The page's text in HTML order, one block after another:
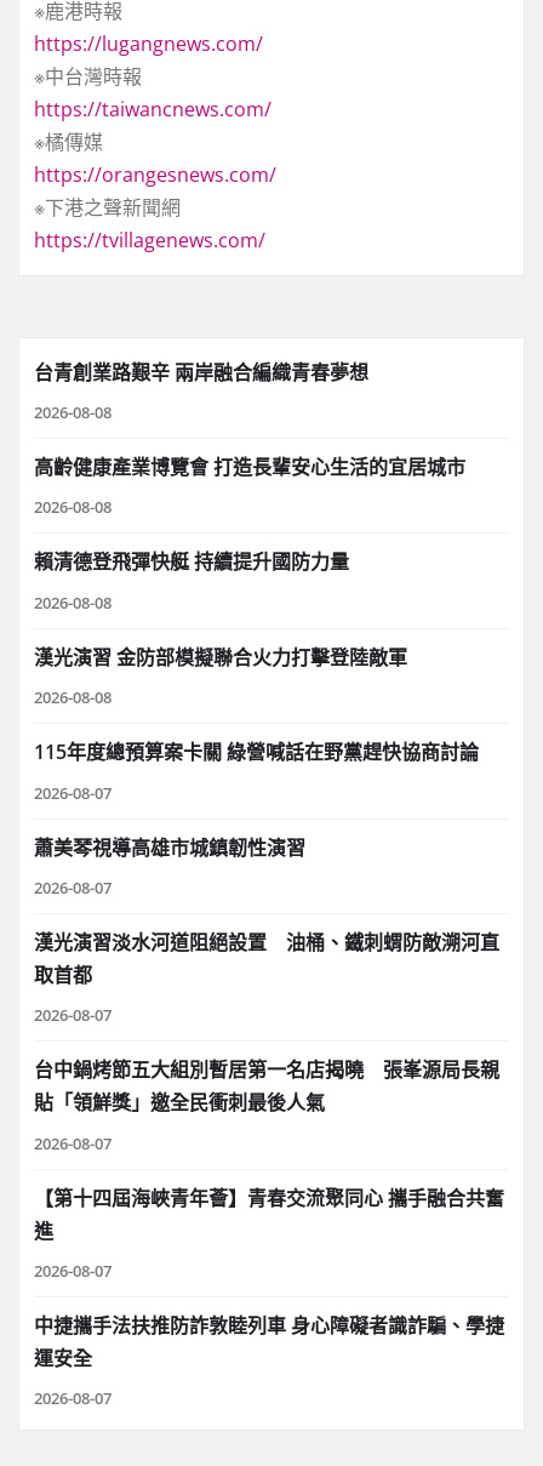
※鹿港時報
https://lugangnews.com/
※中台灣時報
https://taiwancnews.com/
※橘傳媒
https://orangesnews.com/
※下港之聲新聞網
https://tvillagenews.com/
台青創業路艱辛 兩岸融合編織青春夢想
2026-08-08
高齡健康產業博覽會 打造長輩安心生活的宜居城市
2026-08-08
賴清德登飛彈快艇 持續提升國防力量
2026-08-08
漢光演習 金防部模擬聯合火力打擊登陸敵軍
2026-08-08
115年度總預算案卡關 綠營喊話在野黨趕快協商討論
2026-08-07
蕭美琴視導高雄市城鎮韌性演習
2026-08-07
漢光演習淡水河道阻絕設置 油桶、鐵刺蝟防敵溯河直
取首都
2026-08-07
台中鍋烤節五大組別暫居第一名店揭曉 張峯源局長親
貼「領鮮獎」邀全民衝刺最後人氣
2026-08-07
【第十四屆海峽青年薈】青春交流聚同心 攜手融合共奮
進
2026-08-07
中捷攜手法扶推防詐敦睦列車 身心障礙者識詐騙、學捷
運安全
2026-08-07